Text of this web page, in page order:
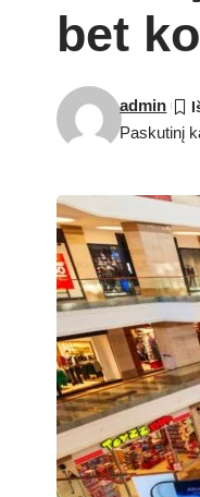
bet
Paskutinį
admin